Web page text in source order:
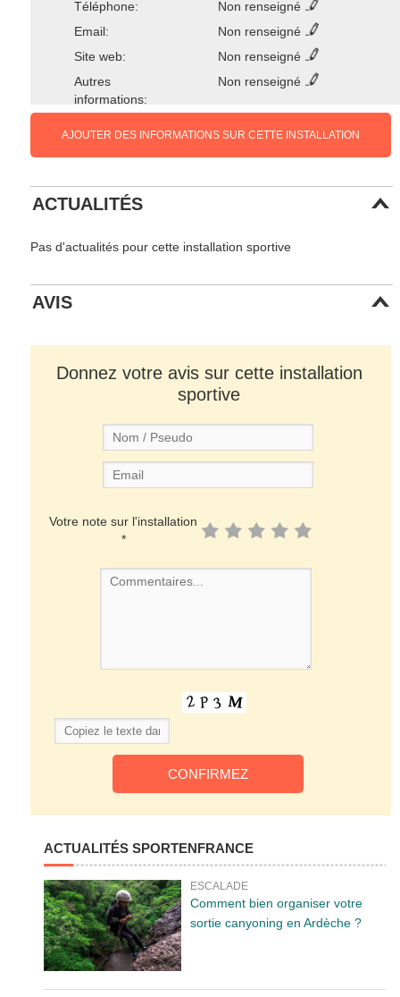
Téléphone:
Non renseigné
Email:
Non renseigné
Site web:
Non renseigné
Autres
informations:
Non renseigné
AJOUTER DES INFORMATIONS SUR CETTE INSTALLATION
ACTUALITÉS
Pas d'actualités pour cette installation sportive
AVIS
Donnez votre avis sur cette installation
sportive
Votre note sur l'installation
*
ACTUALITÉS SPORTENFRANCE
ESCALADE
Comment bien organiser votre
sortie canyoning en Ardèche ?